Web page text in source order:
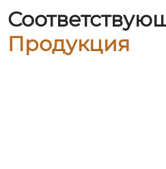
Продукция